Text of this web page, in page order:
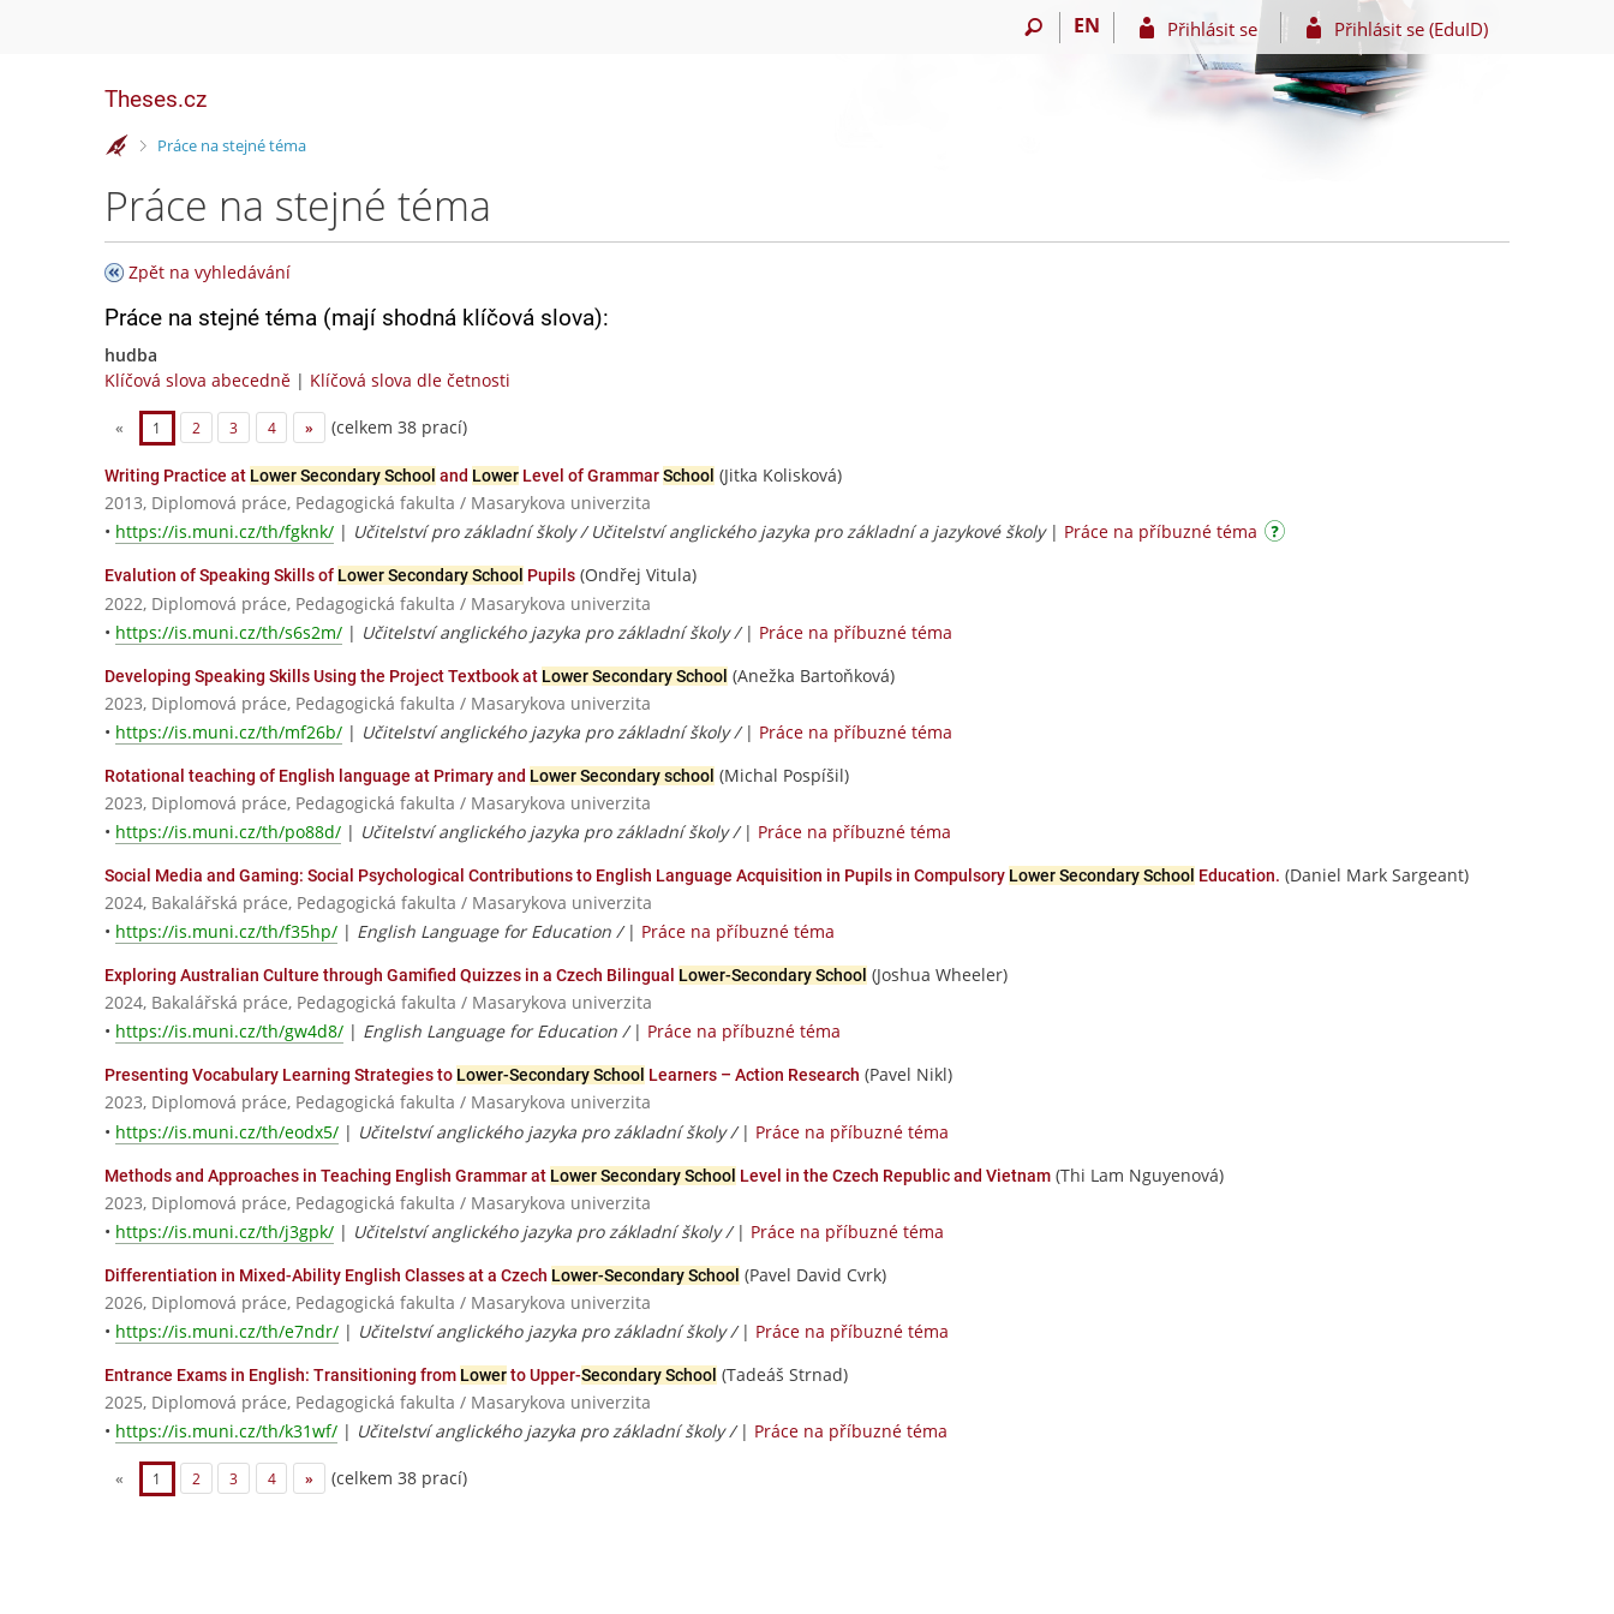
EN Přihlásit se Přihlásit se (EduID)
Theses.cz
>Práce na stejné téma
Práce na stejné téma
Zpět na vyhledávání
Práce na stejné téma (mají shodná klíčová slova):
hudba
Klíčová slova abecedně | Klíčová slova dle četnosti
« 1 2 3 4 » (celkem 38 prací)
Writing Practice at Lower Secondary School and Lower Level of GrammarSchool (Jitka Kolisková)
2013, Diplomová práce, Pedagogická fakulta / Masarykova univerzita
• https://is.muni.cz/th/fgknk/ | Učitelství pro základní školy / Učitelství anglického jazyka pro základní a jazykové školy| Práce na příbuzné téma
Evalution of Speaking Skills of Lower Secondary School Pupils (Ondřej Vitula)
2022, Diplomová práce, Pedagogická fakulta / Masarykova univerzita
• https://is.muni.cz/th/s6s2m/ | Učitelství anglického jazyka pro základní školy / | Práce na příbuzné téma
Developing Speaking Skills Using the Project Textbook at Lower Secondary School (Anežka Bartoňková)
2023, Diplomová práce, Pedagogická fakulta / Masarykova univerzita
• https://is.muni.cz/th/mf26b/ | Učitelství anglického jazyka pro základní školy / | Práce na příbuzné téma
Rotational teaching of English language at Primary and Lower Secondary school (Michal Pospíšil)
2023, Diplomová práce, Pedagogická fakulta / Masarykova univerzita
• https://is.muni.cz/th/po88d/ | Učitelství anglického jazyka pro základní školy / | Práce na příbuzné téma
Social Media and Gaming: Social Psychological Contributions to English Language Acquisition in Pupils in Compulsory Lower Secondary School Education. (Daniel Mark Sargeant)
2024, Bakalářská práce, Pedagogická fakulta / Masarykova univerzita
• https://is.muni.cz/th/f35hp/ | English Language for Education / | Práce na příbuzné téma
Exploring Australian Culture through Gamified Quizzes in a Czech Bilingual Lower-Secondary School (Joshua Wheeler)
2024, Bakalářská práce, Pedagogická fakulta / Masarykova univerzita
• https://is.muni.cz/th/gw4d8/ | English Language for Education / | Práce na příbuzné téma
Presenting Vocabulary Learning Strategies to Lower-Secondary School Learners – Action Research (Pavel Nikl)
2023, Diplomová práce, Pedagogická fakulta / Masarykova univerzita
• https://is.muni.cz/th/eodx5/ | Učitelství anglického jazyka pro základní školy / | Práce na příbuzné téma
Methods and Approaches in Teaching English Grammar at Lower Secondary School Level in the Czech Republic and Vietnam (Thi Lam Nguyenová)
2023, Diplomová práce, Pedagogická fakulta / Masarykova univerzita
• https://is.muni.cz/th/j3gpk/ | Učitelství anglického jazyka pro základní školy / | Práce na příbuzné téma
Differentiation in Mixed-Ability English Classes at a Czech Lower-Secondary School (Pavel David Cvrk)
2026, Diplomová práce, Pedagogická fakulta / Masarykova univerzita
• https://is.muni.cz/th/e7ndr/ | Učitelství anglického jazyka pro základní školy / | Práce na příbuzné téma
Entrance Exams in English: Transitioning from Lowerto Upper-Secondary School (Tadeáš Strnad)
2025, Diplomová práce, Pedagogická fakulta / Masarykova univerzita
• https://is.muni.cz/th/k31wf/ | Učitelství anglického jazyka pro základní školy / | Práce na příbuzné téma
« 1 2 3 4 » (celkem 38 prací)